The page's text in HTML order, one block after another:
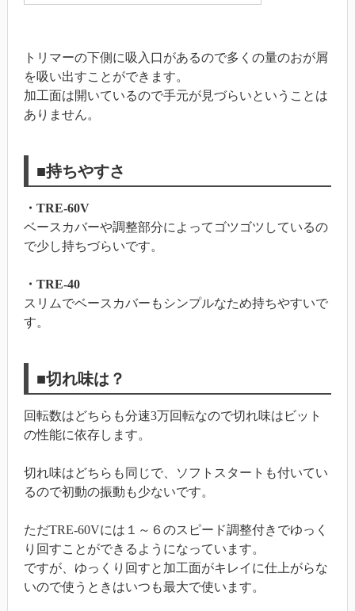
トリマーの下側に吸入口があるので多くの量のおが屑
を吸い出すことができます。
加工面は開いているので手元が見づらいということは
ありません。
■持ちやすさ
・TRE-60V
ベースカバーや調整部分によってゴツゴツしているの
で少し持ちづらいです。
・TRE-40
スリムでベースカバーもシンプルなため持ちやすいで
す。
■切れ味は？
回転数はどちらも分速3万回転なので切れ味はビット
の性能に依存します。
切れ味はどちらも同じで、ソフトスタートも付いてい
るので初動の振動も少ないです。
ただTRE-60Vには１～６のスピード調整付きでゆっく
り回すことができるようになっています。
ですが、ゆっくり回すと加工面がキレイに仕上がらな
いので使うときはいつも最大で使います。